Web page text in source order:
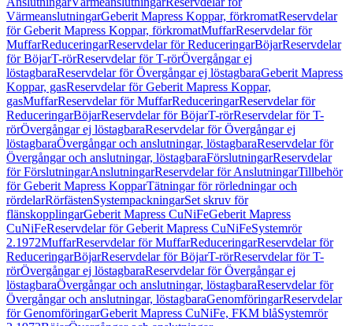
VärmeanslutningarGeberit Mapress Koppar, förkromatReservdelar
för Geberit Mapress Koppar, förkromatMuffarReservdelar för
MuffarReduceringarReservdelar för ReduceringarBöjarReservdelar
för BöjarT-rörReservdelar för T-rörÖvergångar ej
löstagbaraReservdelar för Övergångar ej löstagbaraGeberit Mapress
Koppar, gasReservdelar för Geberit Mapress Koppar,
gasMuffarReservdelar för MuffarReduceringarReservdelar för
ReduceringarBöjarReservdelar för BöjarT-rörReservdelar för T-
rörÖvergångar ej löstagbaraReservdelar för Övergångar ej
löstagbaraÖvergångar och anslutningar, löstagbaraReservdelar för
Övergångar och anslutningar, löstagbaraFörslutningarReservdelar
för FörslutningarAnslutningarReservdelar för AnslutningarTillbehör
för Geberit Mapress KopparTätningar för rörledningar och
rördelarRörfästenSystempackningarSet skruv för
flänskopplingarGeberit Mapress CuNiFeGeberit Mapress
CuNiFeReservdelar för Geberit Mapress CuNiFeSystemrör
2.1972MuffarReservdelar för MuffarReduceringarReservdelar för
ReduceringarBöjarReservdelar för BöjarT-rörReservdelar för T-
rörÖvergångar ej löstagbaraReservdelar för Övergångar ej
löstagbaraÖvergångar och anslutningar, löstagbaraReservdelar för
Övergångar och anslutningar, löstagbaraGenomföringarReservdelar
för GenomföringarGeberit Mapress CuNiFe, FKM blåSystemrör